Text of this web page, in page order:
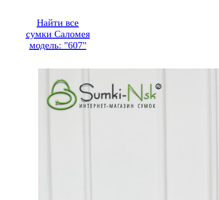
Найти все
сумки Саломея
модель: "607"